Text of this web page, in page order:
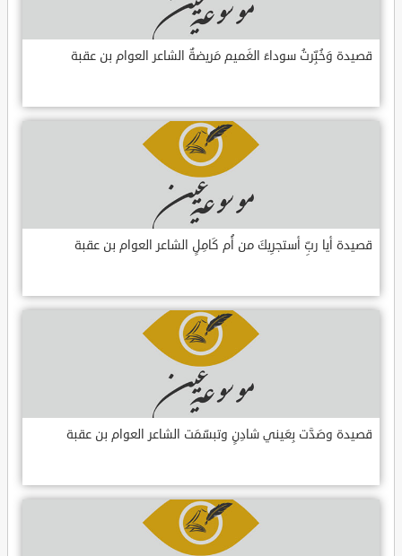
قصيدة وَخُبِّرتُ سوداءَ الغَميم مَريضةٌ الشاعر العوام بن عقبة
قصيدة أيا ربِّ أستجرِيكَ من أُم كَامِلٍ الشاعر العوام بن عقبة
قصيدة وصَدَّت بِعَيني شادِنٍ وتبسّمَت الشاعر العوام بن عقبة